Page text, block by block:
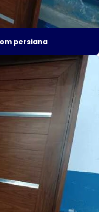
preço
são paulo
valor
persiana